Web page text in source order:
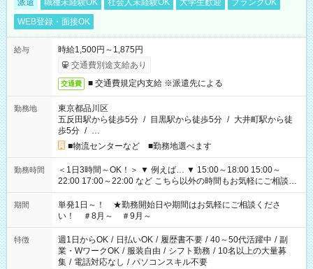
派遣 職種未経験OK 社会人未経験OK 大学生歓迎
ブランクOK
WEB登録・面接OK
給与
時給1,500円～1,875円
交通費別途支給あり
交通費 ■ 交通費規定内支給 ※派遣先による
勤務地
東京都品川区
五反田駅から徒歩5分 / 目黒駅から徒歩5分 / 大井町駅から徒
歩5分 / …
■物流センターなど ■勤務地選べます
勤務時間
＜1日3時間～OK！＞ ▼ 例えば… ▼ 15:00～18:00 15:00～
22:00 17:00～22:00 など こちら以外の時間もお気軽にご相談く
ださい！
期間
単発1日～！ ★勤務開始日や期間はお気軽にご相談くださ
い！ ＃8月～ ＃9月～
特徴 週1日からOK / 日払いOK / 履歴書不要 / 40～50代活躍中 / 副
業・WワークOK / 服装自由 / シフト勤務 / 10名以上の大量募
集 / 電話対応なし / パソコンスキル不要